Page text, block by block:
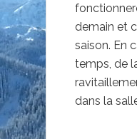
demain et
saison. En
temps, de
dans la